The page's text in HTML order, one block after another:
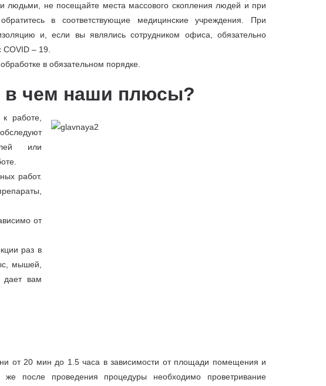
людьми, не посещайте места массового скопления людей и при
в соответствующие медицинские учреждения. При
и, если вы являлись сотрудником офиса, обязательно
COVID – 19.
в обязательном порядке.
в чем наши плюсы?
работе,
или
работ.
от
раз в
мышей,
дает вам
от 20 мин до 1.5 часа в зависимости от площади помещения и
же после проведения процедуры необходимо проветривание